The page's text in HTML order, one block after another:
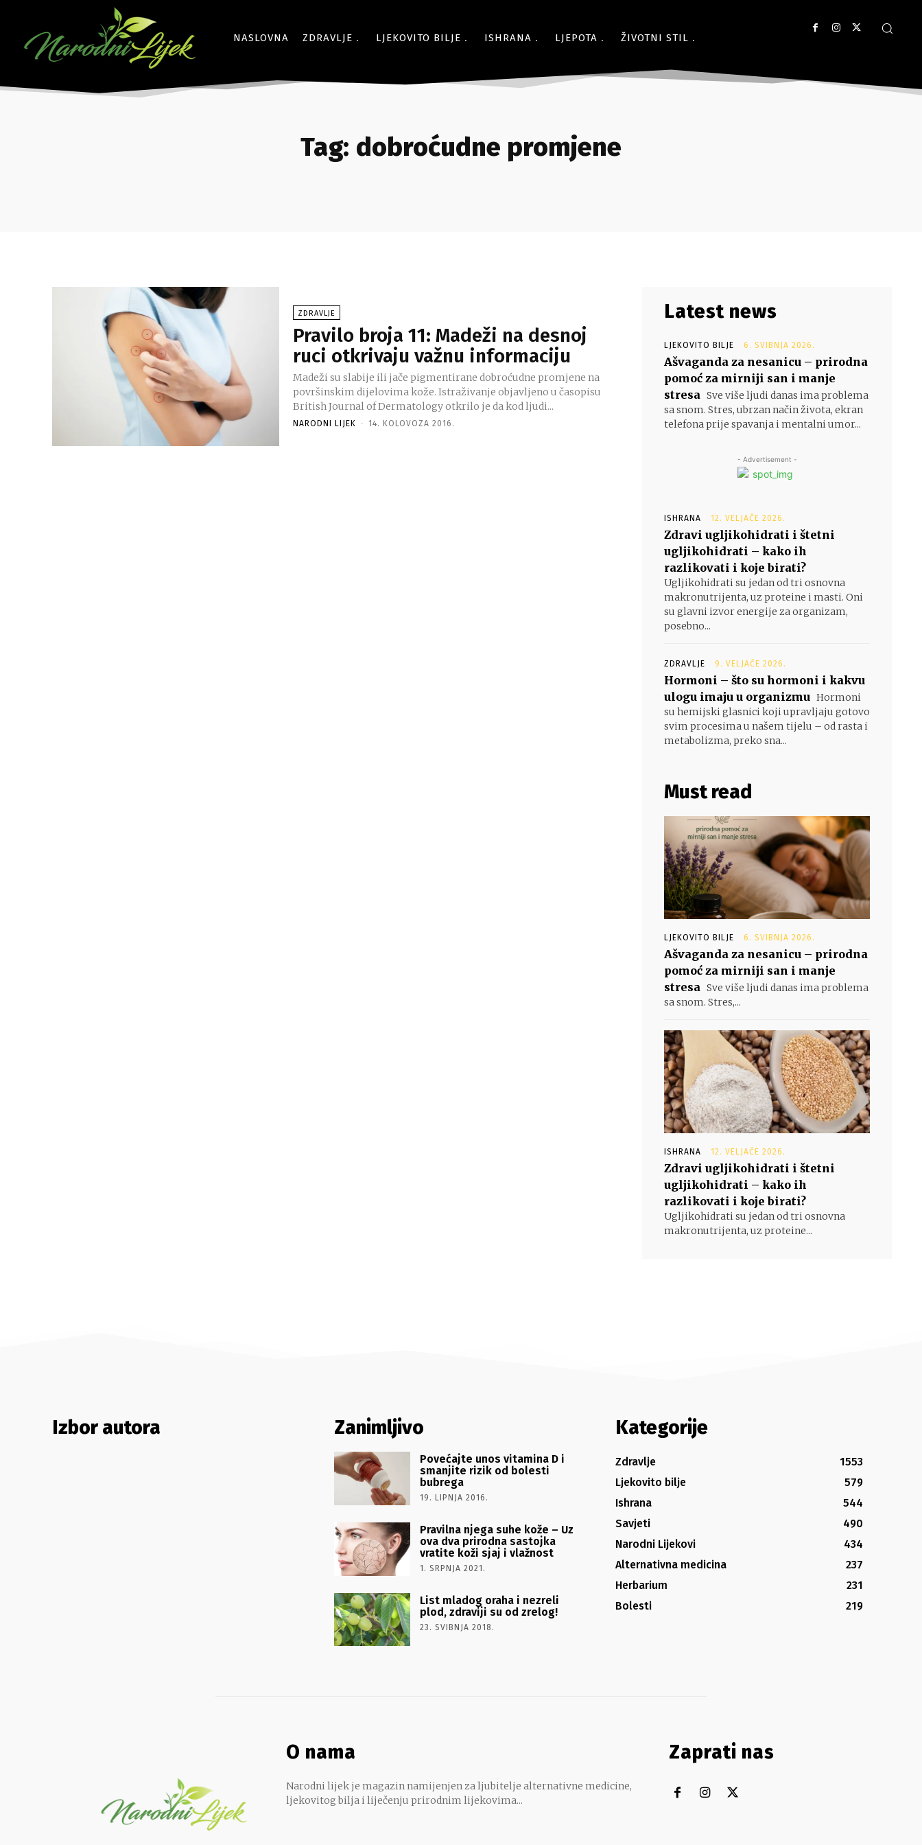
NASLOVNA ZDRAVLJE LJEKOVITO BILJE ISHRANA LJEPOTA ŽIVOTNI STIL
Tag: dobroćudne promjene
ZDRAVLJE
Pravilo broja 11: Madeži na desnoj
ruci otkrivaju važnu informaciju
Madeži su slabije ili jače pigmentirane dobroćudne promjene na
površinskim dijelovima kože. Istraživanje objavljeno u časopisu
British Journal of Dermatology otkrilo je da kod ljudi...
NARODNI LIJEK - 14. KOLOVOZA 2016.
Latest news
LJEKOVITO BILJE 6. SVIBNJA 2026.
Ašvaganda za nesanicu – prirodna
pomoć za mirniji san i manje
stresa Sve više ljudi danas ima problema
sa snom. Stres, ubrzan način života, ekran
telefona prije spavanja i mentalni umor...
- Advertisement -
ISHRANA 12. VELJAČE 2026.
Zdravi ugljikohidrati i štetni
ugljikohidrati – kako ih
razlikovati i koje birati?
Ugljikohidrati su jedan od tri osnovna
makronutrijenta, uz proteine i masti. Oni
su glavni izvor energije za organizam,
posebno...
ZDRAVLJE 9. VELJAČE 2026.
Hormoni – što su hormoni i kakvu
ulogu imaju u organizmu Hormoni
su hemijski glasnici koji upravljaju gotovo
svim procesima u našem tijelu – od rasta i
metabolizma, preko sna...
Must read
LJEKOVITO BILJE 6. SVIBNJA 2026.
Ašvaganda za nesanicu – prirodna
pomoć za mirniji san i manje
stresa Sve više ljudi danas ima problema
sa snom. Stres,...
ISHRANA 12. VELJAČE 2026.
Zdravi ugljikohidrati i štetni
ugljikohidrati – kako ih
razlikovati i koje birati?
Ugljikohidrati su jedan od tri osnovna
makronutrijenta, uz proteine...
Izbor autora Zanimljivo
Povećajte unos vitamina D i
smanjite rizik od bolesti
bubrega
19. LIPNJA 2016.
Pravilna njega suhe kože – Uz
ova dva prirodna sastojka
vratite koži sjaj i vlažnost
1. SRPNJA 2021.
List mladog oraha i nezreli
plod, zdraviji su od zrelog!
23. SVIBNJA 2018.
Kategorije
Zdravlje
1553
Ljekovito bilje
579
Ishrana
544
Savjeti
490
Narodni Lijekovi
434
Alternativna medicina
237
Herbarium
231
Bolesti
219
O nama
Narodni lijek je magazin namijenjen za ljubitelje alternativne medicine,
ljekovitog bilja i liječenju prirodnim lijekovima...
Zaprati nas